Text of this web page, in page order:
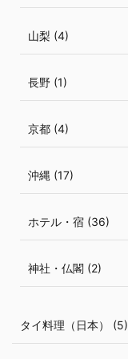
山梨 (4)
長野 (1)
京都 (4)
沖縄 (17)
ホテル・宿 (36)
神社・仏閣 (2)
タイ料理（日本） (5)